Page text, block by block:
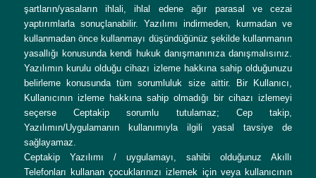
şartların/yasaların ihlali, ihlal edene ağır parasal ve cezai
yaptırımlarla sonuçlanabilir. Yazılımı indirmeden, kurmadan ve
kullanmadan önce kullanmayı düşündüğünüz şekilde kullanmanın
yasallığı konusunda kendi hukuk danışmanınıza danışmalısınız.
Yazılımın kurulu olduğu cihazı izleme hakkına sahip olduğunuzu
belirleme konusunda tüm sorumluluk size aittir. Bir Kullanıcı,
Kullanıcının izleme hakkına sahip olmadığı bir cihazı izlemeyi
seçerse Ceptakip sorumlu tutulamaz; Cep takip,
Yazılımın/Uygulamanın kullanımıyla ilgili yasal tavsiye de
sağlayamaz.
Ceptakip Yazılımı / uygulamayı, sahibi olduğunuz Akıllı
Telefonları kullanan çocuklarınızı izlemek için veya kullanıcının